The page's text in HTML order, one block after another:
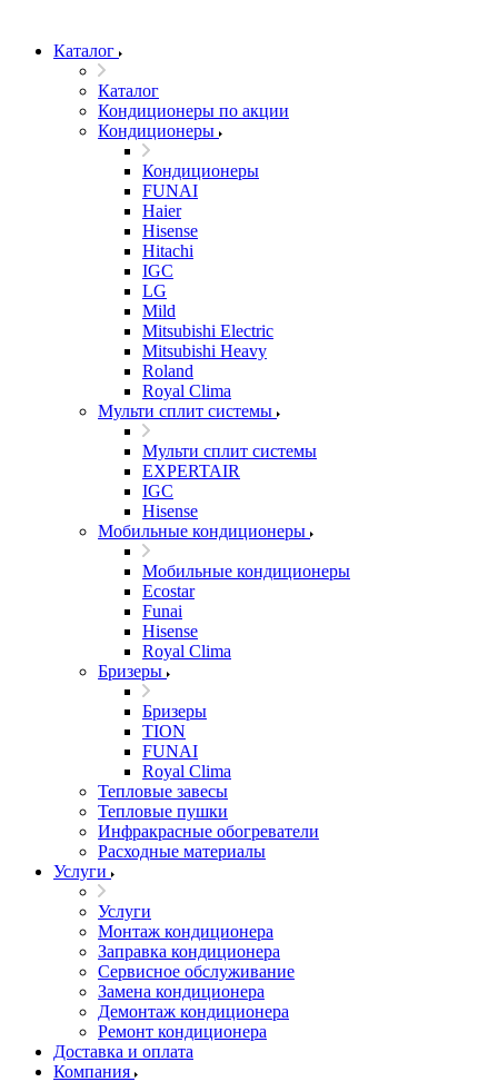
Каталог
Каталог
Кондиционеры по акции
Кондиционеры
Кондиционеры
FUNAI
Haier
Hisense
Hitachi
IGC
LG
Mild
Mitsubishi Electric
Mitsubishi Heavy
Roland
Royal Clima
Мульти сплит системы
Мульти сплит системы
EXPERTAIR
IGC
Hisense
Мобильные кондиционеры
Мобильные кондиционеры
Ecostar
Funai
Hisense
Royal Clima
Бризеры
Бризеры
TION
FUNAI
Royal Clima
Тепловые завесы
Тепловые пушки
Инфракрасные обогреватели
Расходные материалы
Услуги
Услуги
Монтаж кондиционера
Заправка кондиционера
Сервисное обслуживание
Замена кондиционера
Демонтаж кондиционера
Ремонт кондиционера
Доставка и оплата
Компания